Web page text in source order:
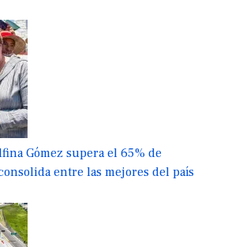
Gómez supera el 65% de
entre las mejores del país